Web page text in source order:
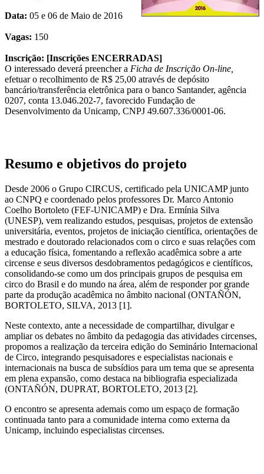
Data: 05 e 06 de Maio de 2016
Vagas: 150
Inscrição: [Inscrições ENCERRADAS]
O interessado deverá preencher a Ficha de Inscrição On-line,
efetuar o recolhimento de R$ 25,00 através de depósito
bancário/transferência eletrônica para o banco Santander, agência
0207, conta 13.046.202-7, favorecido Fundação de
Desenvolvimento da Unicamp, CNPJ 49.607.336/0001-06.
Resumo e objetivos do projeto
Desde 2006 o Grupo CIRCUS, certificado pela UNICAMP junto
ao CNPQ e coordenado pelos professores Dr. Marco Antonio
Coelho Bortoleto (FEF-UNICAMP) e Dra. Ermínia Silva
(UNESP), vem realizando estudos, pesquisas, projetos de extensão
universitária, eventos, projetos de iniciação científica, orientações de
mestrado e doutorado relacionados com o circo e suas relações com
a educação física, fomentando a reflexão acadêmica sobre a arte
circense e seus diversos desdobramentos pedagógicos e científicos,
consolidando-se como um dos principais grupos de pesquisa em
circo do Brasil e do mundo na área, além de responder por grande
parte da produção acadêmica no âmbito nacional (ONTAÑÓN,
BORTOLETO, SILVA, 2013 [1].
Neste contexto, ante a necessidade de compartilhar, divulgar e
ampliar os debates no âmbito da pedagogia das atividades circenses,
propomos a realização da terceira edição do Seminário Internacional
de Circo, integrando pesquisadores e especialistas nacionais e
internacionais na busca de subsídios para um tema que se apresenta
em plena expansão, como destaca na bibliografia especializada
(ONTAÑÓN, DUPRAT, BORTOLETO, 2013 [2].
O encontro se apresenta ademais como um espaço de formação
continuada tanto para a comunidade interna como externa da
Unicamp, incluindo especialistas circenses.